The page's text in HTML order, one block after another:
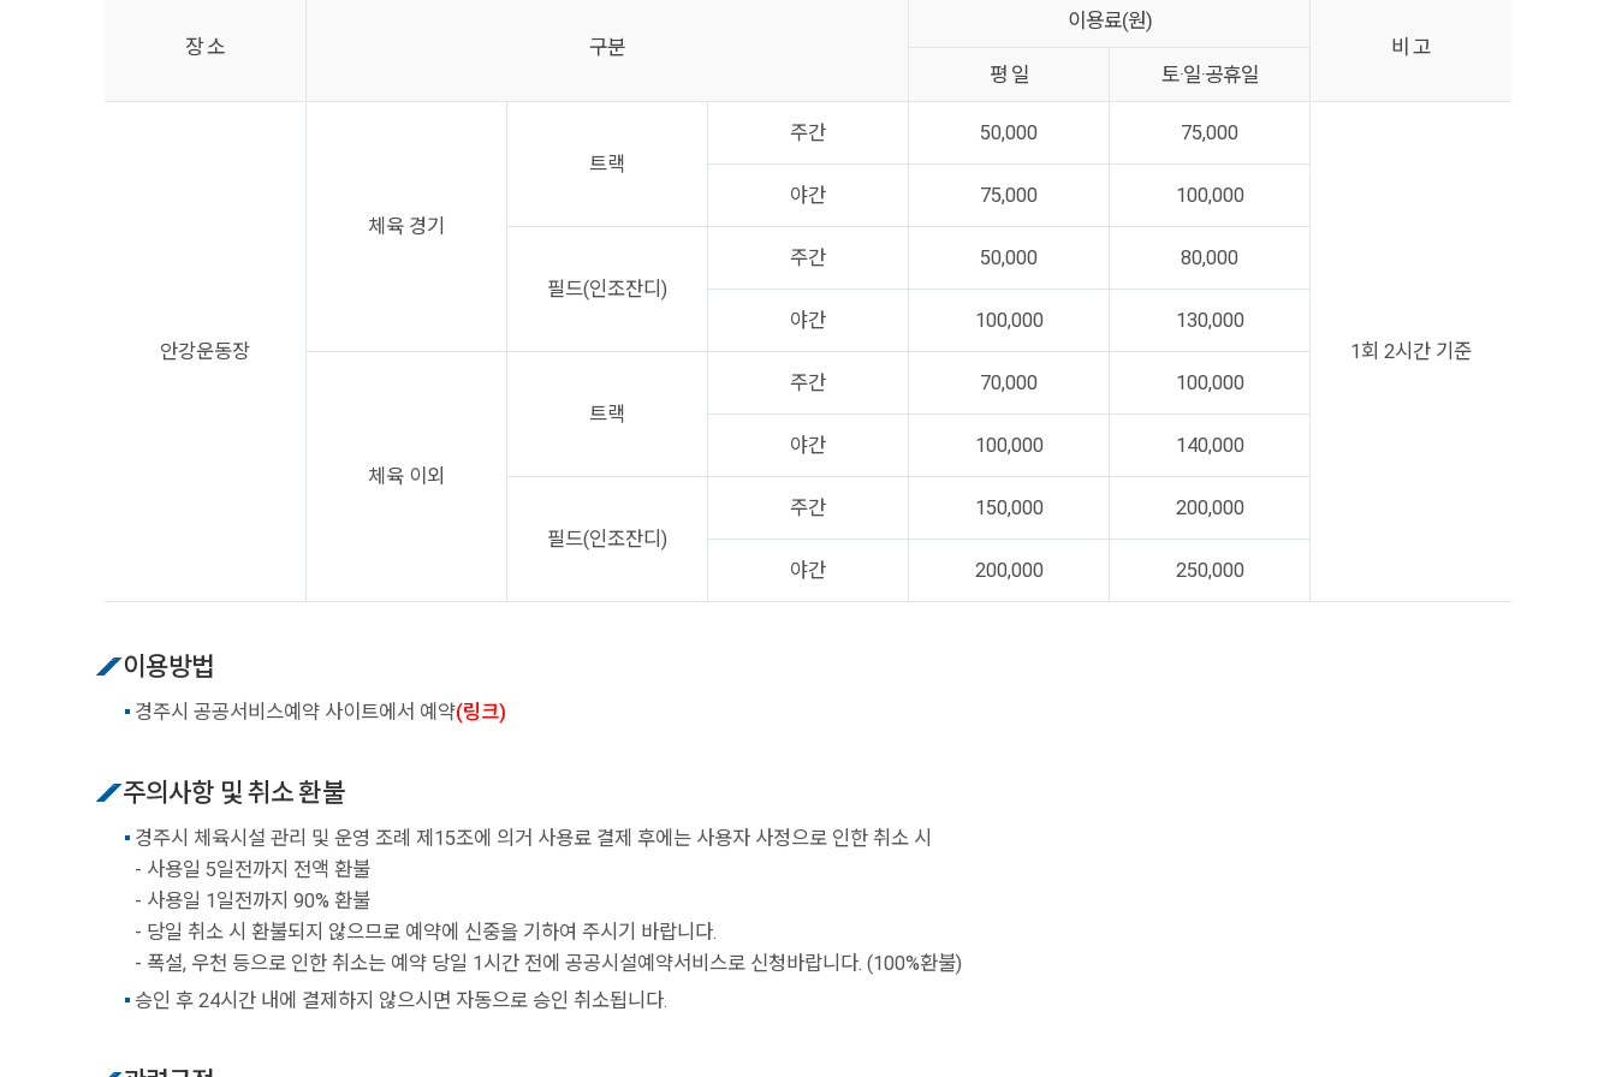
장 소 구분
이용료(원)
비 고
평 일
토·일·공휴일
안강운동장
체육 경기
트랙
주간 50,000 75,000
1회 2시간 기준
야간 75,000 100,000
필드(인조잔디)
주간 50,000 80,000
야간 100,000 130,000
체육 이외
트랙
주간 70,000 100,000
야간 100,000 140,000
필드(인조잔디)
주간 150,000 200,000
야간 200,000 250,000
이용방법
경주시 공공서비스예약 사이트에서 예약(링크)
주의사항 및 취소 환불
경주시 체육시설 관리 및 운영 조례 제15조에 의거 사용료 결제 후에는 사용자 사정으로 인한 취소 시
- 사용일 5일전까지 전액 환불
- 사용일 1일전까지 90% 환불
- 당일 취소 시 환불되지 않으므로 예약에 신중을 기하여 주시기 바랍니다.
- 폭설, 우천 등으로 인한 취소는 예약 당일 1시간 전에 공공시설예약서비스로 신청바랍니다. (100%환불)
승인 후 24시간 내에 결제하지 않으시면 자동으로 승인 취소됩니다.